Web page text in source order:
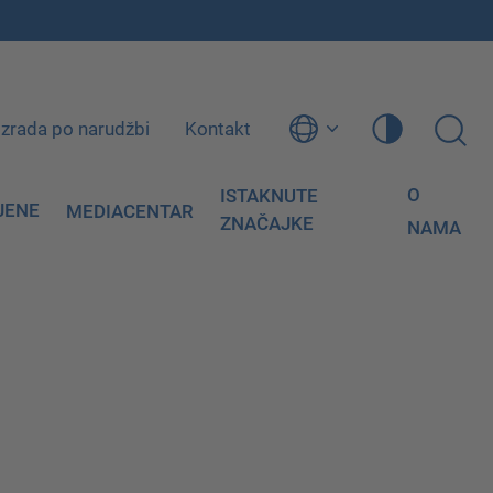
po narudžbi Kontakt
MEDIACENTAR
ISTAKNUTE
ZNAČAJKE
O
NAMA